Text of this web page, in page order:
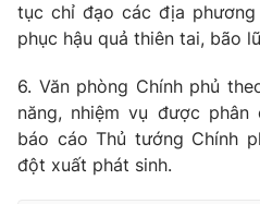
tục chỉ đạo các địa
phục hậu quả thiên tai, bão
6. Văn phòng Chính phủ
năng, nhiệm vụ được
báo cáo Thủ tướng Chính
đột xuất phát sinh.